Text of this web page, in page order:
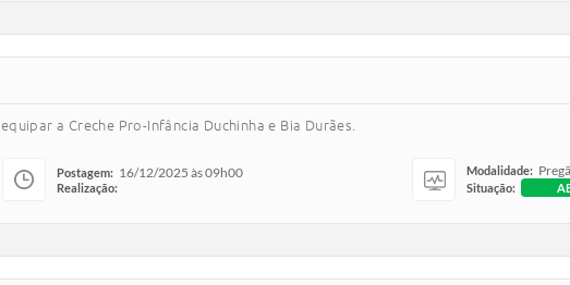
a Creche Pro-Infância Duchinha e Bia Durães.
Postagem: 16/12/2025 às 09h00
Realização:
Modalidade:
Situação: